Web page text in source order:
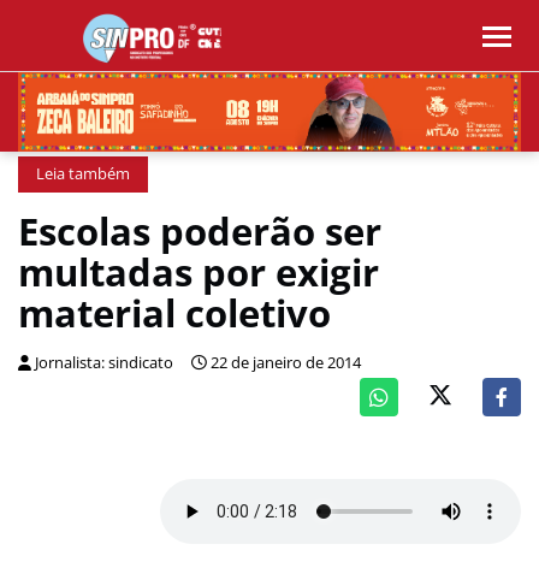
Leia também
Escolas poderão ser
multadas por exigir
material coletivo
Jornalista: sindicato 22 de janeiro de 2014